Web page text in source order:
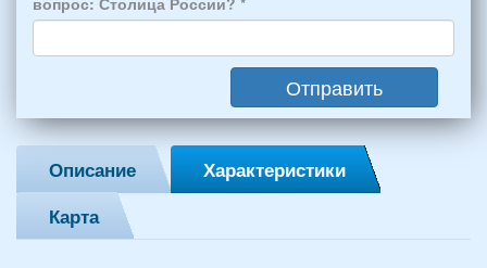
взрослых
и
2
детей
(возраст
и
Отправить
Описание
Характеристики
Карта